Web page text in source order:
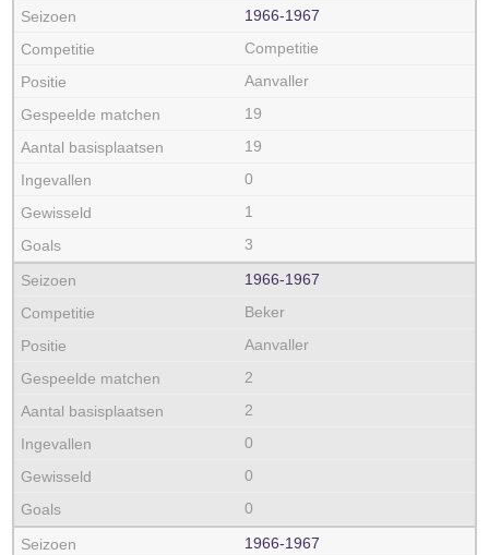
1966‑1967
Competitie
Aanvaller
19
19
0
1
3
1966‑1967
Beker
Aanvaller
2
2
0
0
0
1966‑1967